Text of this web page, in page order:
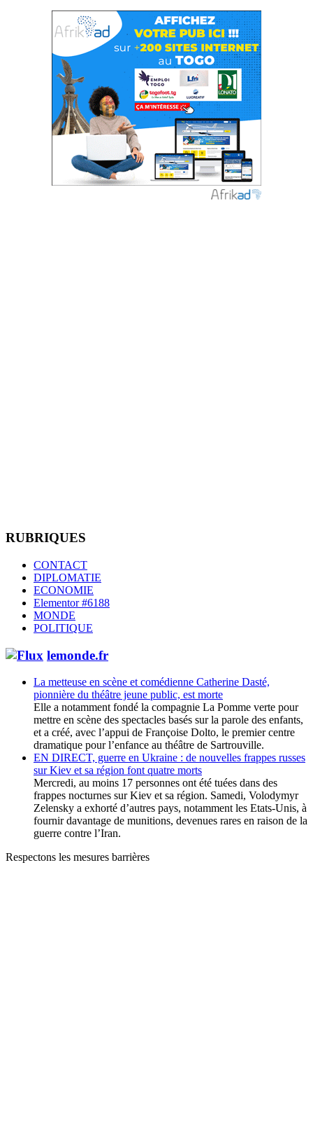
RUBRIQUES
CONTACT
DIPLOMATIE
ECONOMIE
Elementor #6188
MONDE
POLITIQUE
lemonde.fr
La metteuse en scène et comédienne Catherine Dasté,
pionnière du théâtre jeune public, est morte
Elle a notamment fondé la compagnie La Pomme verte pour
mettre en scène des spectacles basés sur la parole des enfants,
et a créé, avec l’appui de Françoise Dolto, le premier centre
dramatique pour l’enfance au théâtre de Sartrouville.
EN DIRECT, guerre en Ukraine : de nouvelles frappes russes
sur Kiev et sa région font quatre morts
Mercredi, au moins 17 personnes ont été tuées dans des
frappes nocturnes sur Kiev et sa région. Samedi, Volodymyr
Zelensky a exhorté d’autres pays, notamment les Etats-Unis, à
fournir davantage de munitions, devenues rares en raison de la
guerre contre l’Iran.
Respectons les mesures barrières